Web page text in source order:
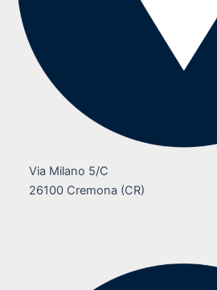
Via Milano 5/C
26100 Cremona (CR)